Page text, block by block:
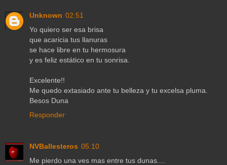
Unknown 02:51
Yo quiero ser esa brisa
que acaricia tus llanuras
se hace libre en tu hermosura
y es feliz estático en tu sonrisa.
Excelente!!
Me quedo extasiado ante tu belleza y tu excelsa pluma.
Besos Duna
Responder
NVBallesteros 05:10
Me pierdo una ves mas entre tus dunas....